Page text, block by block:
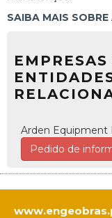
SAIBA MAIS
EMPRESAS
Arden Equipment
Pedido de